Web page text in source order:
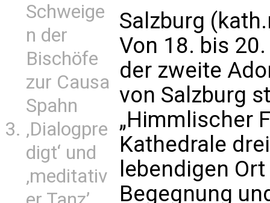
Schweige
n der
Bischöfe
zur Causa
Spahn
‚Dialogpre
digt‘ und
‚meditativ
Salzburg
Von 18. bis
der zweite
von Salzburg
„Himmlischer
Kathedrale
lebendigen
Begegnung